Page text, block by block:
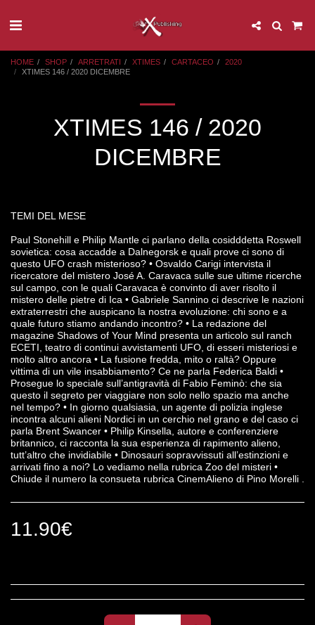
HOME SHOP ARRETRATI XTIMES CARTACEO
2020
XTIMES 146 / 2020 DICEMBRE
XTIMES 146 / 2020
DICEMBRE
TEMI DEL MESE
Paul Stonehill e Philip Mantle ci parlano della cosidddetta Roswell
sovietica: cosa accadde a Dalnegorsk e quali prove ci sono di
questo UFO crash misterioso? • Osvaldo Carigi intervista il
ricercatore del mistero José A. Caravaca sulle sue ultime ricerche
sul campo, con le quali Caravaca è convinto di aver risolto il
mistero delle pietre di Ica • Gabriele Sannino ci descrive le nazioni
extraterrestri che auspicano la nostra evoluzione: chi sono e a
quale futuro stiamo andando incontro? • La redazione del
magazine Shadows of Your Mind presenta un articolo sul ranch
ECETI, teatro di continui avvistamenti UFO, di esseri misteriosi e
molto altro ancora • La fusione fredda, mito o raltà? Oppure
vittima di un vile insabbiamento? Ce ne parla Federica Baldi •
Prosegue lo speciale sull’antigravità di Fabio Feminò: che sia
questo il segreto per viaggiare non solo nello spazio ma anche
nel tempo? • In giorno qualsiasia, un agente di polizia inglese
incontra alcuni alieni Nordici in un cerchio nel grano e del caso ci
parla Brent Swancer • Philip Kinsella, autore e conferenziere
britannico, ci racconta la sua esperienza di rapimento alieno,
tutt’altro che invidiabile • Dinosauri sopravvissuti all’estinzioni e
arrivati fino a noi? Lo vediamo nella rubrica Zoo del misteri •
Chiude il numero la consueta rubrica CinemAlieno di Pino Morelli .
11.90€